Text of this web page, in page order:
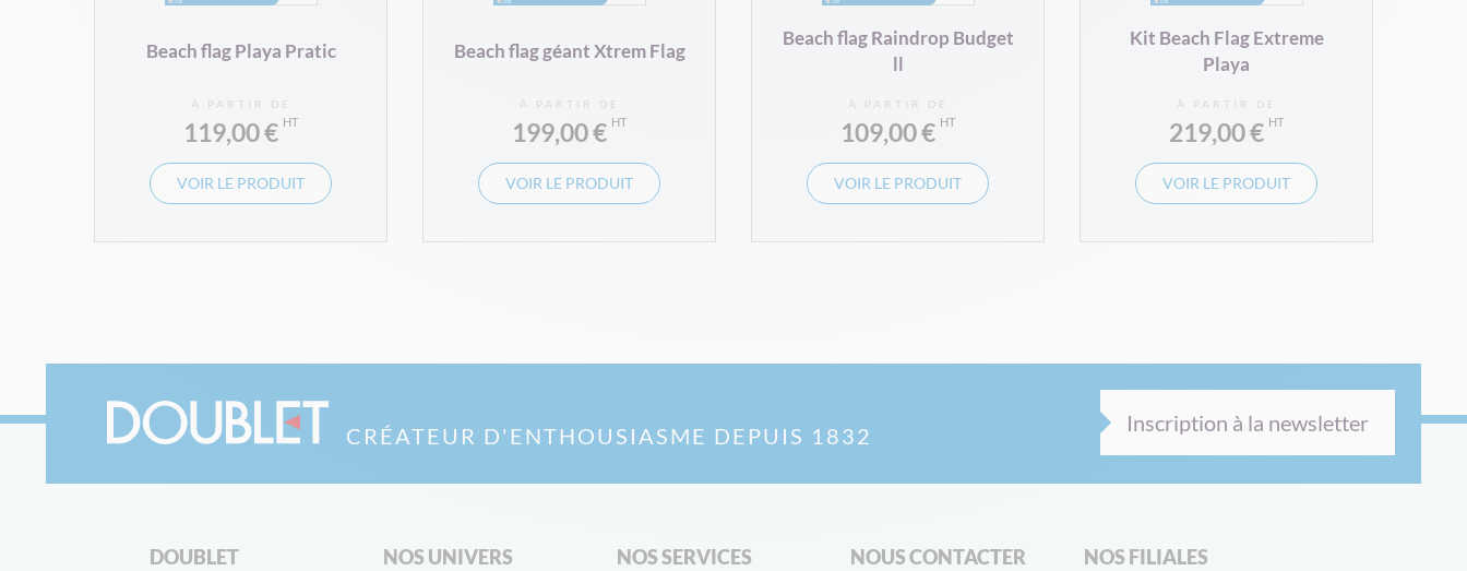
Beach flag Playa Pratic
À PARTIR DE
119,00 €
VOIR LE PRODUIT
Beach flag géant Xtrem Flag
À PARTIR DE
199,00 €
VOIR LE PRODUIT
Beach flag Raindrop Budget
ll
À PARTIR DE
109,00 €
VOIR LE PRODUIT
Kit Beach Flag Extreme
Playa
À PARTIR DE
219,00 €
VOIR LE PRODUIT
CRÉATEUR D'ENTHOUSIASME DEPUIS 1832 Inscription à la newsletter
DOUBLET NOS UNIVERS NOS SERVICES
NOUS CONTACTER
NOS FILIALES